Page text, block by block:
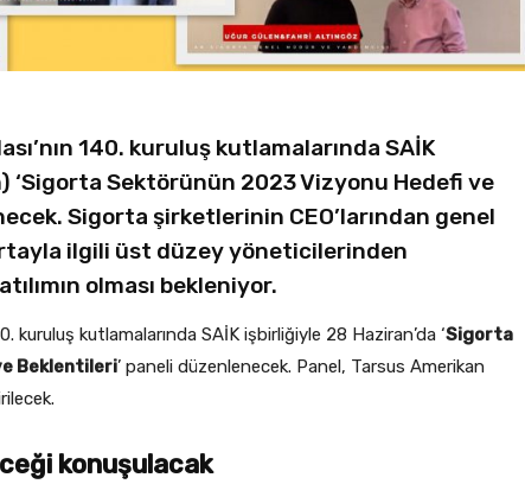
140. kuruluş kutlamalarında SAİK
‘Sigorta Sektörünün 2023 Vizyonu Hedefi ve
Sigorta şirketlerinin CEO’larından genel
ilgili üst düzey yöneticilerinden
olması bekleniyor.
kuruluş kutlamalarında SAİK işbirliğiyle 28 Haziran’da ‘Sigorta
Beklentileri’ paneli düzenlenecek. Panel, Tarsus Amerikan
konuşulacak